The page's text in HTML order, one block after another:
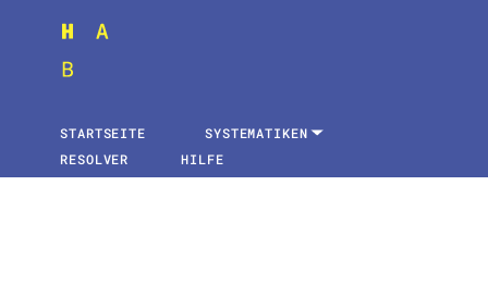
STARTSEITE
SYSTEMATIKEN
RESOLVER
HILFE